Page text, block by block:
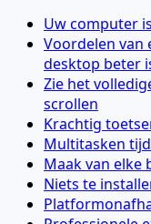
Uw computer
Voordelen van
desktop beter
Zie het
scrollen
Krachtig
Multitasken
Maak van
Niets te